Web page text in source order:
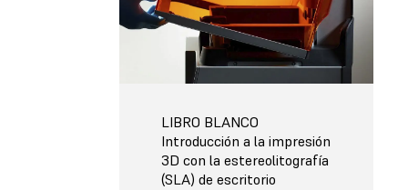
LIBRO BLANCO
Introducción a la impresión
3D con la estereolitografía
(SLA) de escritorio